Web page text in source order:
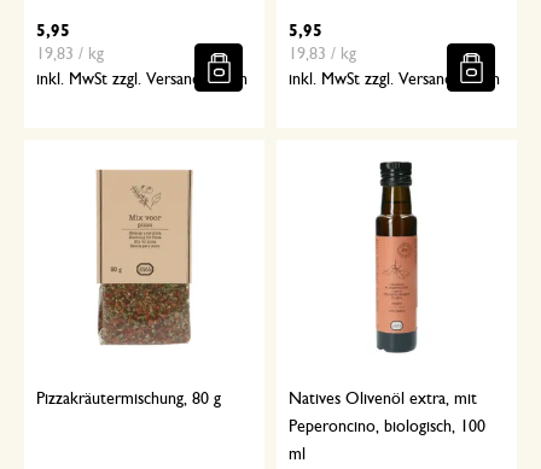
5,95
19,83 / kg
inkl. MwSt zzgl. Versandkosten
5,95
19,83 / kg
inkl. MwSt zzgl. Versandkosten
Pizzakräutermischung, 80 g
Natives Olivenöl extra, mit
Peperoncino, biologisch, 100
ml